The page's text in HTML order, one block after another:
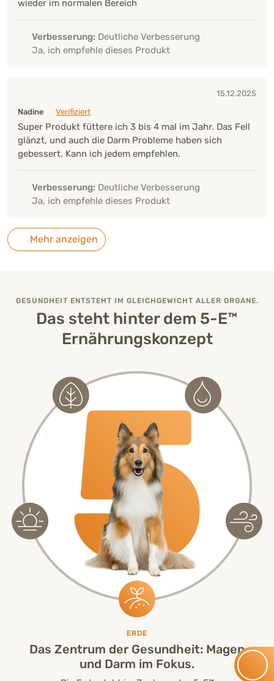
wieder im normalen Bereich
Verbesserung: Deutliche Verbesserung
Ja, ich empfehle dieses Produkt
15.12.2025
Nadine
Verifiziert
Super Produkt füttere ich 3 bis 4 mal im Jahr. Das Fell
glänzt, und auch die Darm Probleme haben sich
gebessert. Kann ich jedem empfehlen.
Verbesserung: Deutliche Verbesserung
Ja, ich empfehle dieses Produkt
Mehr anzeigen
GESUNDHEIT ENTSTEHT IM GLEICHGEWICHT ALLER ORGANE.
Das steht hinter dem 5-E™
Ernährungskonzept
ERDE
Das Zentrum der Gesundheit: Magen
und Darm im Fokus.